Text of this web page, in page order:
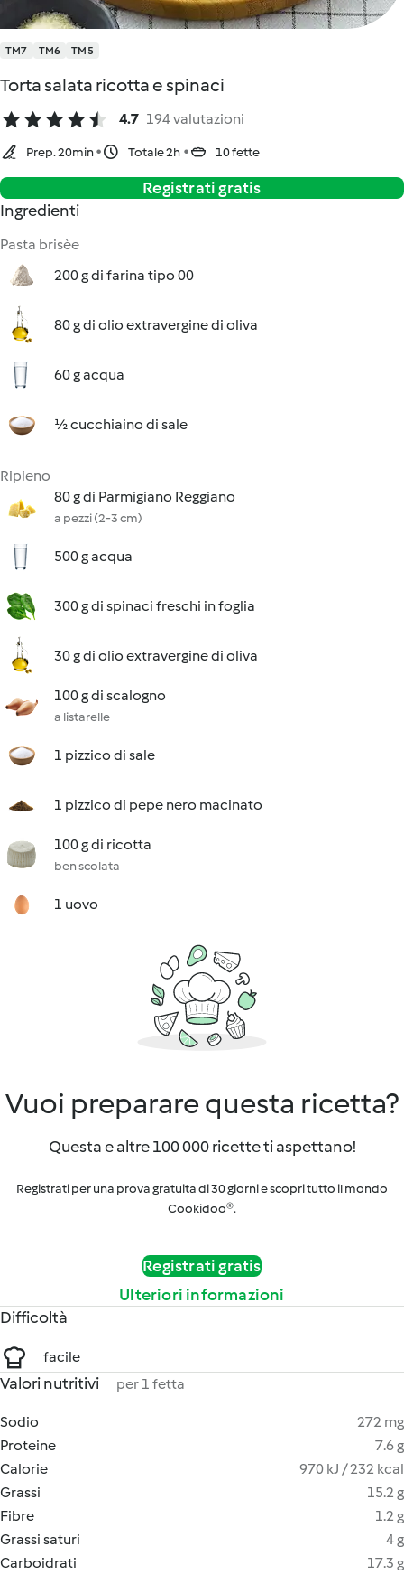
TM7 TM6 TM5
Torta salata ricotta e spinaci
4.7 194 valutazioni
Prep. 20min Totale 2h 10 fette
Registrati gratis
Ingredienti
Pasta brisèe
200 g di farina tipo 00
80 g di olio extravergine di oliva
60 g acqua
½ cucchiaino di sale
Ripieno
80 g di Parmigiano Reggiano
a pezzi (2-3 cm)
500 g acqua
300 g di spinaci freschi in foglia
30 g di olio extravergine di oliva
100 g di scalogno
a listarelle
1 pizzico di sale
1 pizzico di pepe nero macinato
100 g di ricotta
ben scolata
1 uovo
Vuoi preparare questa ricetta?
Questa e altre 100 000 ricette ti aspettano!
Registrati per una prova gratuita di 30 giorni e scopri tutto il mondo
Cookidoo®.
Registrati gratis
Ulteriori informazioni
Difficoltà
facile
Valori nutritivi per 1 fetta
Sodio
272 mg
Proteine
7.6 g
Calorie
970 kJ / 232 kcal
Grassi
15.2 g
Fibre
1.2 g
Grassi saturi
4 g
Carboidrati
17.3 g